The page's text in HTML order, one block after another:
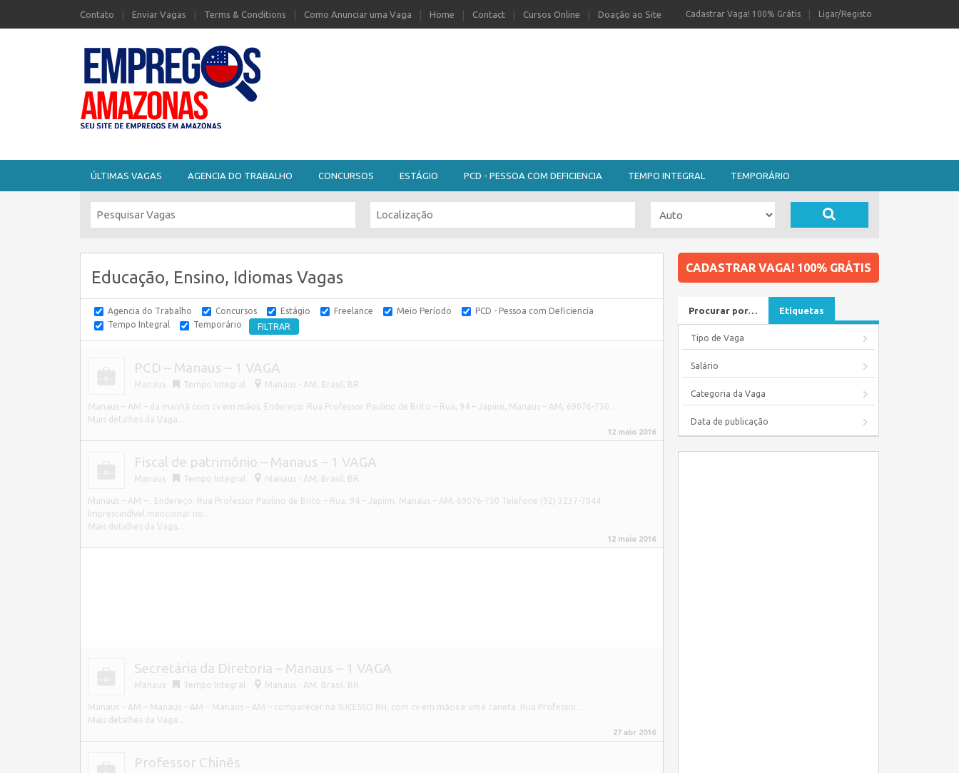
Contato Enviar Vagas Terms & Conditions Como Anunciar uma Vaga Home Contact Cursos Online Doação ao Site Ligar/Registo
Cadastrar Vaga! 100% Grátis
ÚLTIMAS VAGAS AGENCIA DO TRABALHO CONCURSOS ESTÁGIO PCD - PESSOA COM DEFICIENCIA TEMPO INTEGRAL TEMPORÁRIO
Educação, Ensino, Idiomas Vagas
Agencia do Trabalho Concursos Estágio Freelance Meio Período
PCD - Pessoa com Deficiencia
Tempo Integral
Temporário
PCD – Manaus – 1 VAGA
Manaus Tempo Integral Manaus - AM, Brasil , BR
Manaus – AM – da manhã com cv em mãos. Endereço: Rua Professor Paulino de Brito – Rua, 94 – Japiim, Manaus – AM, 69076-750…
Mais detalhes da Vaga...
12 maio 2016
Fiscal de patrimônio – Manaus – 1 VAGA
Manaus Tempo Integral Manaus - AM, Brasil , BR
Manaus – AM – . Endereço: Rua Professor Paulino de Brito – Rua, 94 – Japiim, Manaus – AM, 69076-750 Telefone:(92) 3237-7044
Imprescindível mencionar no…
Mais detalhes da Vaga...
12 maio 2016
Secretária da Diretoria – Manaus – 1 VAGA
Manaus Tempo Integral Manaus - AM, Brasil , BR
Manaus – AM – Manaus – AM – Manaus – AM – comparecer na SUCESSO RH, com cv em mãos e uma caneta. Rua Professor…
Mais detalhes da Vaga...
27 abr 2016
Professor Chinês
CADASTRAR VAGA! 100% GRÁTIS
Procurar por… Etiquetas
Tipo de Vaga
Salário
Categoria da Vaga
Data de publicação